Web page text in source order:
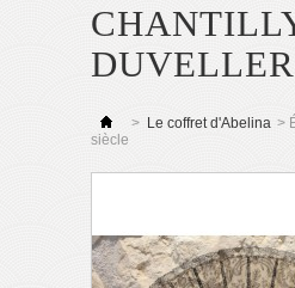
> Le coffret d'Abelina >
siècle